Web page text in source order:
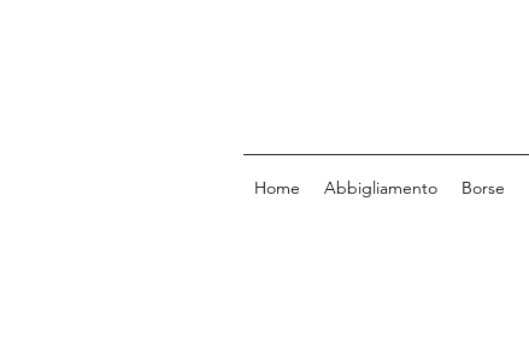
Home Abbigliamento Borse